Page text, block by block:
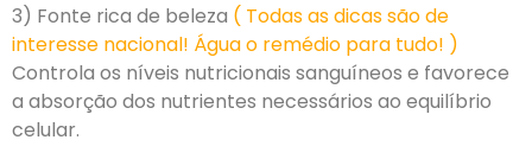
3) Fonte rica de beleza ( Todas as dicas são de
interesse nacional! Água o remédio para tudo! )
Controla os níveis nutricionais sanguíneos e favorece
a absorção dos nutrientes necessários ao equilíbrio
celular.